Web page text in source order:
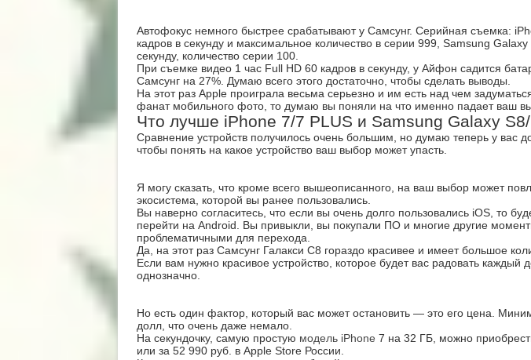
Автофокус немного быстрее срабатывают у Самсунг. Серийная съемка:
кадров в секунду и максимальное количество в серии 999, Samsung
секунду, количество серии 100.
При съемке видео 1 час Full HD 60 кадров в секунду, у Айфон садится
Самсунг на 27%. Думаю всего этого достаточно, чтобы сделать выводы.
На этот раз Apple проиграла весьма серьезно и им есть над чем
фанат мобильного фото, то думаю вы поняли на что именно падает ваш
Что лучше iPhone 7/7 PLUS и Samsung Galaxy
Сравнение устройств получилось очень большим, но думаю теперь у вас
чтобы понять на какое устройство ваш выбор может упасть.
Я могу сказать, что кроме всего вышеописанного, на ваш выбор может
экосистема, которой вы ранее пользовались.
Вы наверно согласитесь, что если вы очень долго пользовались iOS, то
перейти на Android. Вы привыкли, вы покупали ПО и многие другие
проблематичными для перехода.
Да, на этот раз Самсунг Галакси С8 гораздо красивее и имеет большое
Если вам нужно красивое устройство, которое будет вас радовать каждый
однозначно.
Но есть один фактор, который вас может остановить — это его цена.
долл, что очень даже немало.
На секундочку, самую простую модель iPhone 7 на 32 ГБ, можно
или за 52 990 pyб. в Apple Store России.